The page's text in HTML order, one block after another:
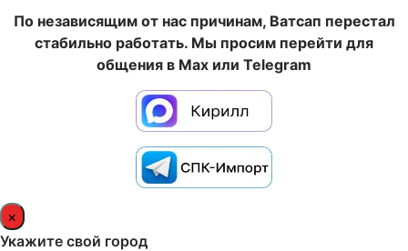
По независящим от нас причинам, Ватсап перестал
стабильно работать. Мы просим перейти для
общения в Max или Telegram
×
Укажите свой город